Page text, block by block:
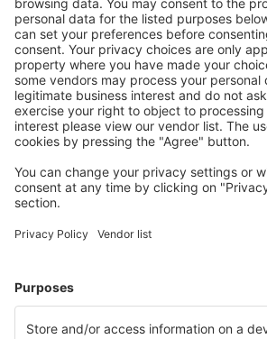
Mehr sparen
Attraktive Preise und
Benutzer.
Unterkünfte, die Sie mögen
Wählen Sie aus über 1,3 Millionen
Meist gesuchte Hotels von
Hotels in Bergen Hotels in Oslo